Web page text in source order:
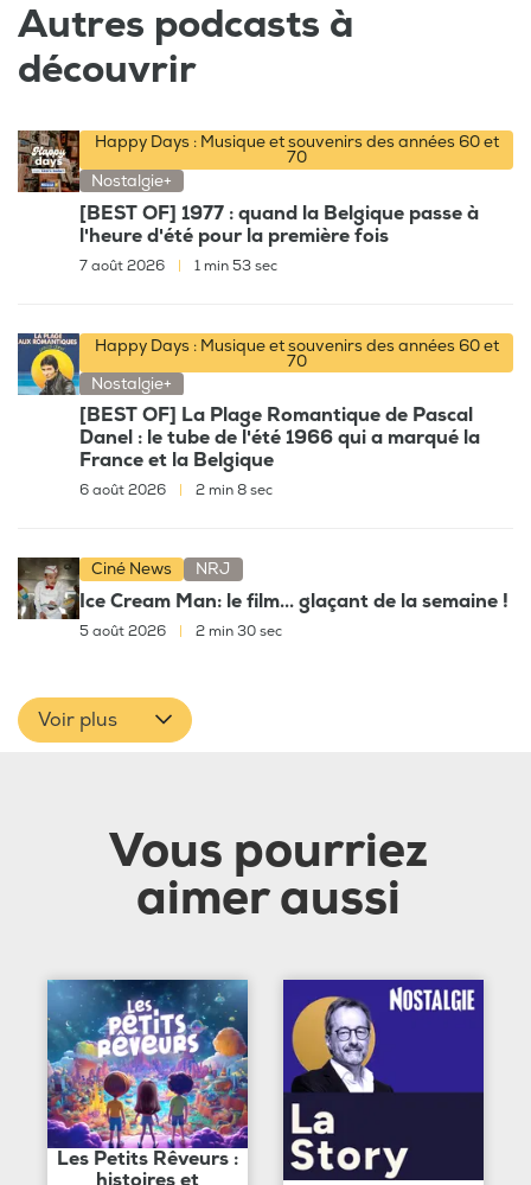
Autres podcasts à
découvrir
Happy Days : Musique et souvenirs des années 60 et
70
Nostalgie+
[BEST OF] 1977 : quand la Belgique passe à
l'heure d'été pour la première fois
7 août 2026 1 min 53 sec
Happy Days : Musique et souvenirs des années 60 et
70
Nostalgie+
[BEST OF] La Plage Romantique de Pascal
Danel : le tube de l'été 1966 qui a marqué la
France et la Belgique
6 août 2026 2 min 8 sec
Ciné News NRJ
Ice Cream Man: le film... glaçant de la semaine !
5 août 2026 2 min 30 sec
Voir plus
Vous pourriez
aimer aussi
Les Petits Rêveurs :